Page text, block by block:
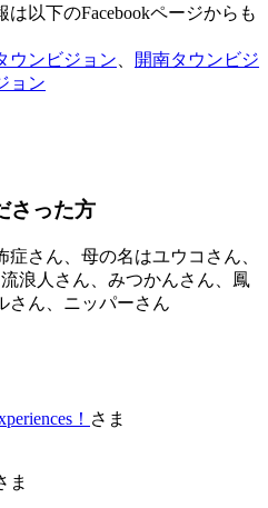
以下のFacebookページからも
ウンビジョン
開南タウンビジ
ョン
さった方
さん、母の名はユウコさん、
浪人さん、みつかんさん、鳳
さん、ニッパーさん
！ さま
ま